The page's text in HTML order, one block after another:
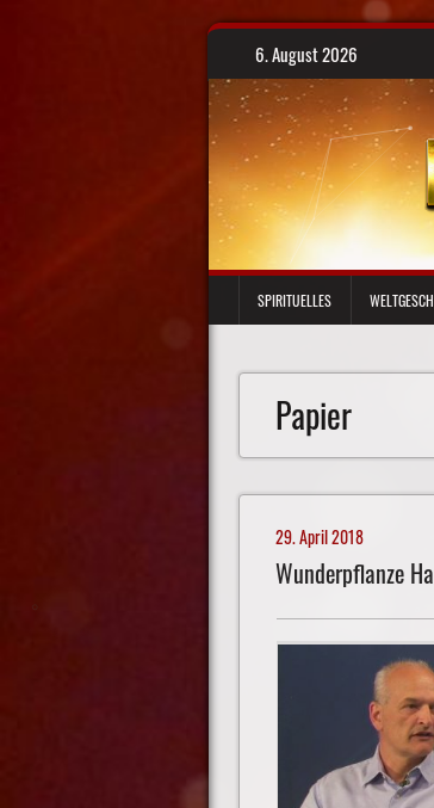
Skip
content
6. August 2026
SPIRITUELLES
Papier
29. April 2018
Wunderpflanze